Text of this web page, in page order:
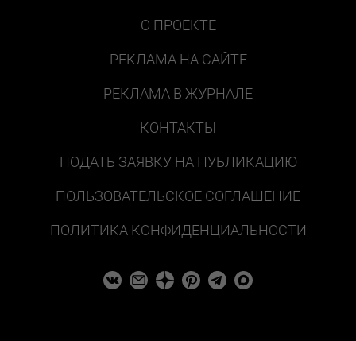
О ПРОЕКТЕ
РЕКЛАМА НА САЙТЕ
РЕКЛАМА В ЖУРНАЛЕ
КОНТАКТЫ
ПОДАТЬ ЗАЯВКУ НА ПУБЛИКАЦИЮ
ПОЛЬЗОВАТЕЛЬСКОЕ СОГЛАШЕНИЕ
ПОЛИТИКА КОНФИДЕНЦИАЛЬНОСТИ